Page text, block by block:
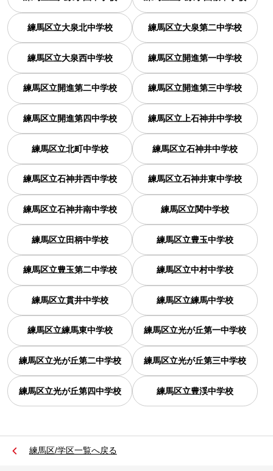
練馬区立大泉北中学校 練馬区立大泉第二中学校
練馬区立大泉西中学校 練馬区立開進第一中学校
練馬区立開進第二中学校 練馬区立開進第三中学校
練馬区立開進第四中学校 練馬区立上石神井中学校
練馬区立北町中学校 練馬区立石神井中学校
練馬区立石神井西中学校 練馬区立石神井東中学校
練馬区立石神井南中学校 練馬区立関中学校
練馬区立田柄中学校 練馬区立豊玉中学校
練馬区立豊玉第二中学校 練馬区立中村中学校
練馬区立貫井中学校 練馬区立練馬中学校
練馬区立練馬東中学校 練馬区立光が丘第一中学校
練馬区立光が丘第二中学校 練馬区立光が丘第三中学校
練馬区立光が丘第四中学校 練馬区立豊渓中学校
練馬区/学区一覧へ戻る